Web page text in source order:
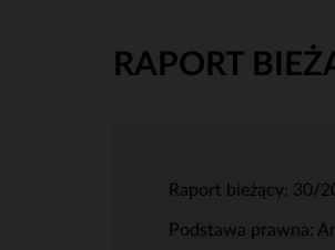
RAPORT
Raport bieżący: 30/
Podstawa prawna: